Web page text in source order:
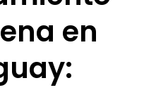
en